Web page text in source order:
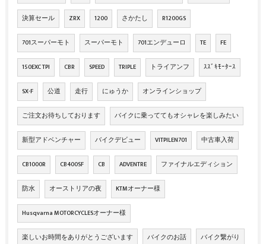
決算セール ZRX 1200 さかたし R1200GS
701スーパーモト スーパーモト 701エンデューロ TE FE
150EXC TPI CBR SPEED TRIPLE トライアンフ ｽｽﾞｷﾓｰﾀｰｽ
SX-F 公道 走行 にゅうか オンラインショップ
ご注文お待ちしております バイクに乗っててもオシャレを楽しみたい
新型アドベンチャー バイクデビュー VITPILEN701 中古車入荷
CB1000R CB400SF CB ADVENTRE ファイナルエディション
防水 オーストリアの夜 KTMオーナー様
Husqvarna MOTORCYCLESオーナー様
楽しいお時間をありがとうございます バイクのお話 バイク繋がり